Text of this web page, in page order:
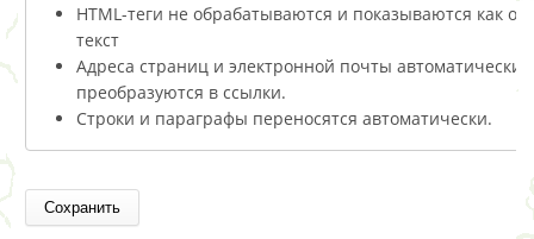
HTML-теги не обрабатываются и показываются как
текст
Адреса страниц и электронной почты автоматически
преобразуются в ссылки.
Строки и параграфы переносятся автоматически.